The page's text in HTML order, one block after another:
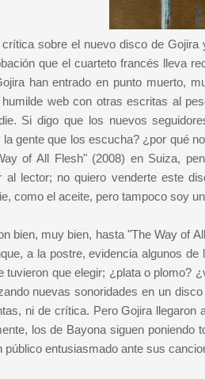
sobre el nuevo disco de
que el cuarteto francés lleva
han entrado en punto muerto,
web con otras escritas al
Si digo que los nuevos
gente que los escucha? ¿por qué
of All Flesh" (2008) en Suiza,
al lector; no quiero venderte este
como el aceite, pero tampoco soy
bien, muy bien, hasta "The Way of
a la postre, evidencia algunos
tuvieron que elegir; ¿plata o plomo?
nuevas sonoridades en un
ni de crítica. Pero Gojira
los de Bayona siguen
público entusiasmado ante sus